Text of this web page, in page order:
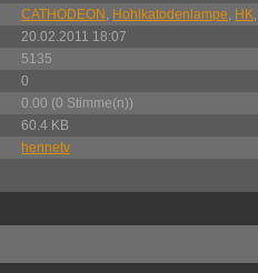
CATHODEON , Hohlkatodenlampe, HK
20.02.2011 18:07
5135
0
0.00 (0 Stimme(n))
60.4 KB
hennetv